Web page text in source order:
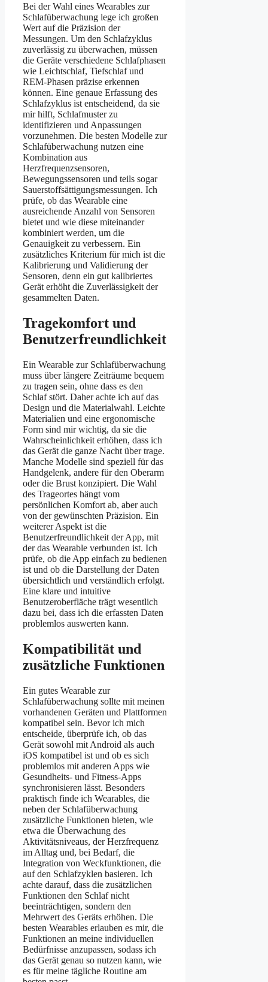
Bei der Wahl eines Wearables zur
Schlafüberwachung lege ich großen
Wert auf die Präzision der
Messungen. Um den Schlafzyklus
zuverlässig zu überwachen, müssen
die Geräte verschiedene Schlafphasen
wie Leichtschlaf, Tiefschlaf und
REM-Phasen präzise erkennen
können. Eine genaue Erfassung des
Schlafzyklus ist entscheidend, da sie
mir hilft, Schlafmuster zu
identifizieren und Anpassungen
vorzunehmen. Die besten Modelle zur
Schlafüberwachung nutzen eine
Kombination aus
Herzfrequenzsensoren,
Bewegungssensoren und teils sogar
Sauerstoffsättigungsmessungen. Ich
prüfe, ob das Wearable eine
ausreichende Anzahl von Sensoren
bietet und wie diese miteinander
kombiniert werden, um die
Genauigkeit zu verbessern. Ein
zusätzliches Kriterium für mich ist die
Kalibrierung und Validierung der
Sensoren, denn ein gut kalibriertes
Gerät erhöht die Zuverlässigkeit der
gesammelten Daten.
Tragekomfort und
Benutzerfreundlichkeit
Ein Wearable zur Schlafüberwachung
muss über längere Zeiträume bequem
zu tragen sein, ohne dass es den
Schlaf stört. Daher achte ich auf das
Design und die Materialwahl. Leichte
Materialien und eine ergonomische
Form sind mir wichtig, da sie die
Wahrscheinlichkeit erhöhen, dass ich
das Gerät die ganze Nacht über trage.
Manche Modelle sind speziell für das
Handgelenk, andere für den Oberarm
oder die Brust konzipiert. Die Wahl
des Trageortes hängt vom
persönlichen Komfort ab, aber auch
von der gewünschten Präzision. Ein
weiterer Aspekt ist die
Benutzerfreundlichkeit der App, mit
der das Wearable verbunden ist. Ich
prüfe, ob die App einfach zu bedienen
ist und ob die Darstellung der Daten
übersichtlich und verständlich erfolgt.
Eine klare und intuitive
Benutzeroberfläche trägt wesentlich
dazu bei, dass ich die erfassten Daten
problemlos auswerten kann.
Kompatibilität und
zusätzliche Funktionen
Ein gutes Wearable zur
Schlafüberwachung sollte mit meinen
vorhandenen Geräten und Plattformen
kompatibel sein. Bevor ich mich
entscheide, überprüfe ich, ob das
Gerät sowohl mit Android als auch
iOS kompatibel ist und ob es sich
problemlos mit anderen Apps wie
Gesundheits- und Fitness-Apps
synchronisieren lässt. Besonders
praktisch finde ich Wearables, die
neben der Schlafüberwachung
zusätzliche Funktionen bieten, wie
etwa die Überwachung des
Aktivitätsniveaus, der Herzfrequenz
im Alltag und, bei Bedarf, die
Integration von Weckfunktionen, die
auf den Schlafzyklen basieren. Ich
achte darauf, dass die zusätzlichen
Funktionen den Schlaf nicht
beeinträchtigen, sondern den
Mehrwert des Geräts erhöhen. Die
besten Wearables erlauben es mir, die
Funktionen an meine individuellen
Bedürfnisse anzupassen, sodass ich
das Gerät genau so nutzen kann, wie
es für meine tägliche Routine am